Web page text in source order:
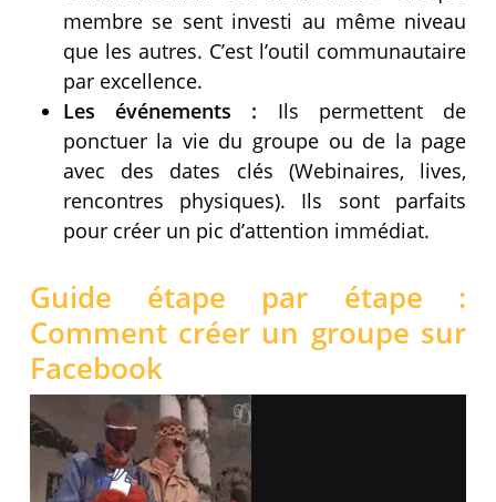
membre se sent investi au même niveau
que les autres. C’est l’outil communautaire
par excellence.
Les événements : Ils permettent de
ponctuer la vie du groupe ou de la page
avec des dates clés (Webinaires, lives,
rencontres physiques). Ils sont parfaits
pour créer un pic d’attention immédiat.
Guide étape par étape :
Comment créer un groupe sur
Facebook